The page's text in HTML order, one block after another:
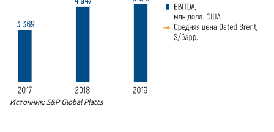
Источник: S&P Global Platts